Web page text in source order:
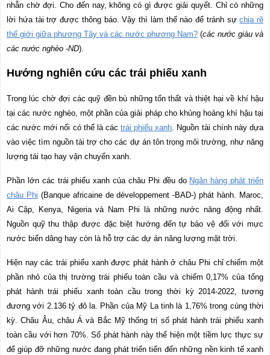
nhẫn chờ đợi. Cho đến nay, không có gì được giải quyết. Chỉ có những
lời hứa tài trợ được thông báo. Vậy thì làm thế nào để tránh sựchia rẽ
thế giới giữa phương Tây và các nước phương Nam? (các nước giàu và
các nước nghèo -ND).
Hướng nghiên cứu các trái phiếu xanh
Trong lúc chờ đợi các quỹ đền bù những tổn thất và thiệt hại về khí hậu
tại các nước nghèo, một phần của giải pháp cho khủng hoảng khí hậu tại
các nước mới nổi có thể là cáctrái phiếu xanh . Nguồn tài chính này dựa
vào việc tìm nguồn tài trợ cho các dự án tôn trọng môi trường, như năng
lượng tái tạo hay vận chuyển xanh.
Phần lớn các trái phiếu xanh của châu Phi đều do Ngân hàng phát triển
châu Phi (Banque africaine de développement -BAD-) phát hành. Maroc,
Ai Cập, Kenya, Nigeria và Nam Phi là những nước năng động nhất.
Nguồn quỹ thu thập được đặc biệt hướng đến tự bảo vệ đối với mực
nước biển dâng hay còn là hỗ trợ các dự án năng lượng mặt trời.
Hiện nay các trái phiếu xanh được phát hành ở châu Phi chỉ chiếm một
phần nhỏ của thị trường trái phiếu toàn cầu và chiếm 0,17% của tổng
phát hành trái phiếu xanh toàn cầu trong thời kỳ 2014-2022, tương
đương với 2.136 tỷ đô la. Phần của Mỹ La tinh là 1,76% trong cùng thời
kỳ. Châu Âu, châu Á và Bắc Mỹ thống trị số phát hành trái phiếu xanh
toàn cầu với hơn 70%. Số phát hành này thể hiện một tiềm lực thực sự
để giúp đỡ những nước đang phát triển tiến đến những nền kinh tế xanh